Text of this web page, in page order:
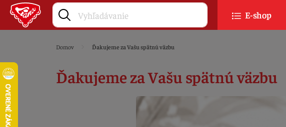
Domov Ďakujeme za Vašu spätnú väzbu
Ďakujeme za Vašu spätnú väzbu
E-shop